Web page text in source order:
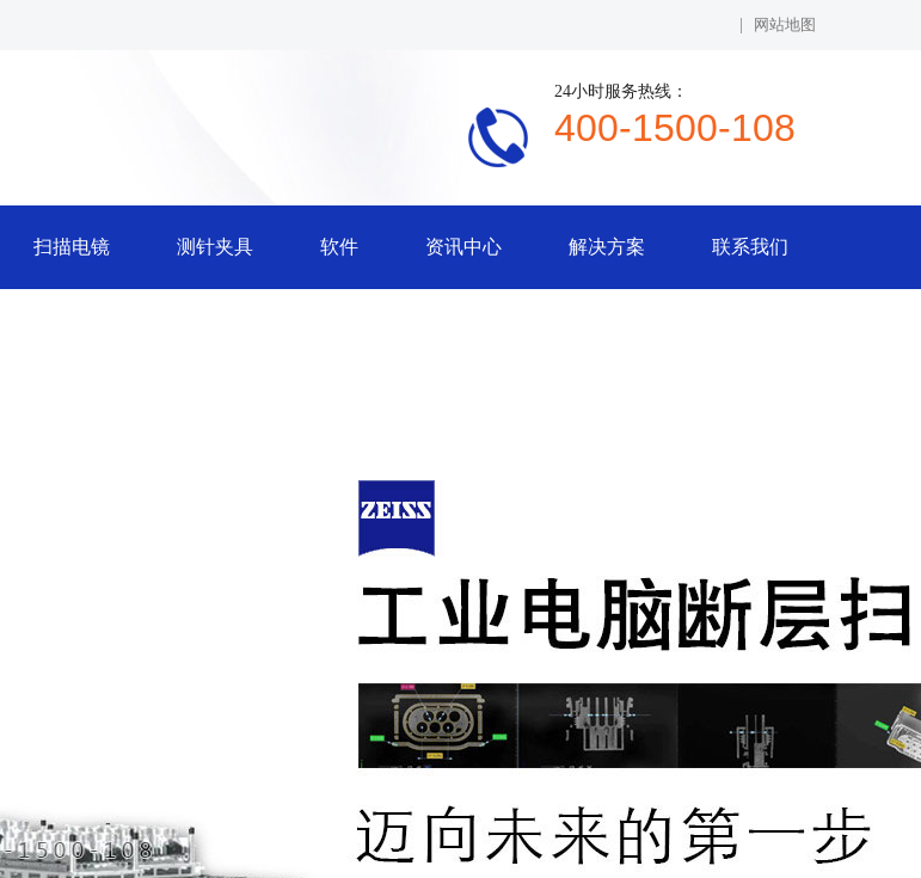
网站地图
24小时服务热线：
400-1500-108
扫描电镜 测针夹具 软件 资讯中心 解决方案 联系我们